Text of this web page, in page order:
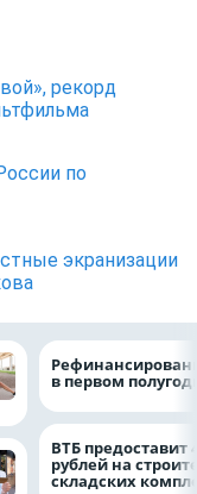
рекорд
по
экранизации
в первом
ВТБ предоставит
рублей на
складских